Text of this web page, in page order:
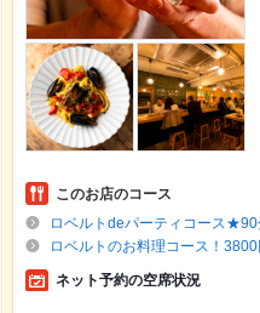
このお店のコース
ロベルトdeパーティコース
ロベルトのお料理コース！
ネット予約の空席状況